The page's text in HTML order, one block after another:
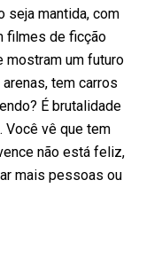
seja mantida, com
filmes de ficção
mostram um futuro
tem carros
É brutalidade
Você vê que tem
não está feliz,
mais pessoas ou